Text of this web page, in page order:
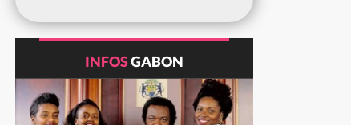
INFOSGABON